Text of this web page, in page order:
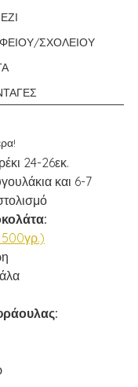
ΣΧΟΛΕΙΟΥ
24-26εκ.
και 6-7